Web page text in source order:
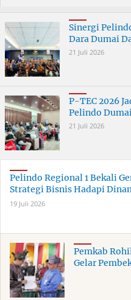
Terungkap
Sinergi
Dara Dumai
21 Juli 2026
P-TEC 2026
Pelindo
21 Juli 2026
Pelindo Regional 1 Bekali
Strategi Bisnis Hadapi
19 Juli 2026
Pemkab
Gelar